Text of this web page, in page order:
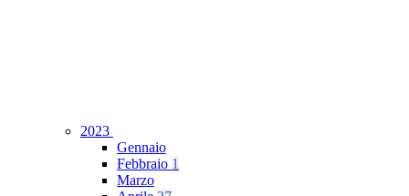
2023
Gennaio
Febbraio 1
Marzo